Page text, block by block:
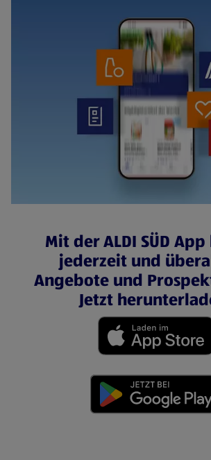
Mit der ALDI SÜD
jederzeit und
Angebote und
Jetzt